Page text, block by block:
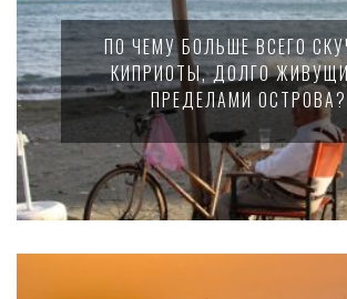
ПО ЧЕМУ БОЛЬШЕ ВСЕГО
КИПРИОТЫ, ДОЛГО
ПРЕДЕЛАМИ ОСТРОВА?